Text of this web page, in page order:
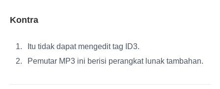
Kontra
Itu tidak dapat mengedit tag ID3.
Pemutar MP3 ini berisi perangkat lunak tambahan.